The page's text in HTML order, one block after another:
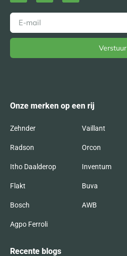
Verstuur
Onze merken op een rij
Zehnder Vaillant
Radson Orcon
Itho Daalderop Inventum
Flakt Buva
Bosch AWB
Agpo Ferroli
Recente blogs